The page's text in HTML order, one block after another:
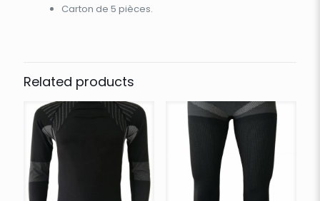
Carton de 5 pièces.
Related products